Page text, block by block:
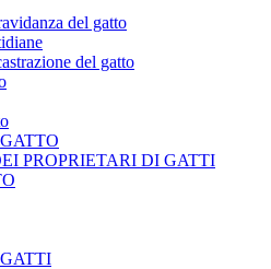
del gatto
del gatto
PROPRIETARI DI GATTI